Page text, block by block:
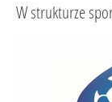
W strukturze